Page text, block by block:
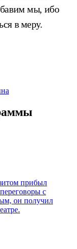
мы, ибо
в меру.
прибыл
с
он получил